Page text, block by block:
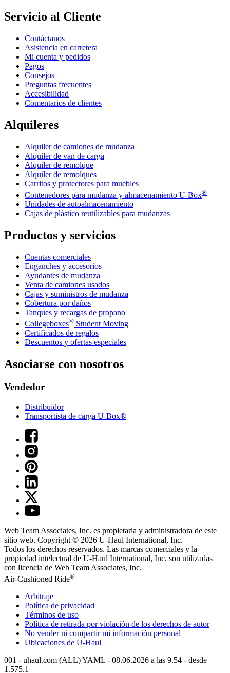
Servicio al Cliente
Contáctanos
Asistencia en carretera
Mi cuenta y pedidos
Pagos
Consejos
Preguntas frecuentes
Accesibilidad
Comentarios de clientes
Alquileres
Alquiler de camiones de mudanza
Alquiler de van de carga
Alquiler de remolque
Alquiler de remolques
Carritos y protectores para muebles
Contenedores para mudanza y almacenamiento U-Box®
Unidades de autoalmacenamiento
Cajas de plástico reutilizables para mudanzas
Productos y servicios
Cuentas comerciales
Enganches y accesorios
Ayudantes de mudanza
Venta de camiones usados
Cajas y suministros de mudanza
Cobertura por daños
Tanques y recargas de propano
Collegeboxes® Student Moving
Certificados de regalos
Descuentos y ofertas especiales
Asociarse con nosotros
Vendedor
Distribuidor
Transportista de carga U-Box®
Web Team Associates, Inc. es propietaria y administradora de este
sitio web. Copyright © 2026 U-Haul International, Inc.
Todos los derechos reservados. Las marcas comerciales y la
propiedad intelectual de U-Haul International, Inc. son utilizadas
con licencia de Web Team Associates, Inc.
Air-Cushioned Ride®
Arbitraje
Política de privacidad
Términos de uso
Política de retirada por violación de los derechos de autor
No vender ni compartir mi información personal
Ubicaciones de U-Haul
001 - uhaul.com (ALL) YAML - 08.06.2026 a las 9.54 - desde
1.575.1